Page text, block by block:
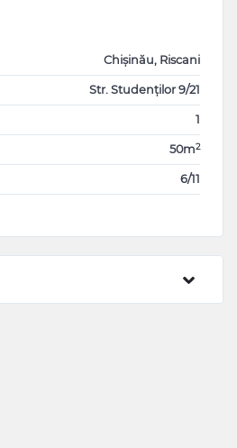
Chișinău, Riscani
Str. Studenţilor 9/21
1
50m2
6/11